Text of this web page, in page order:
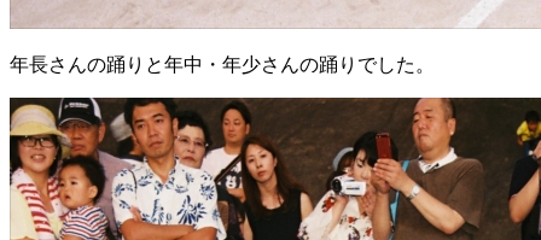
年長さんの踊りと年中・年少さんの踊りでした。